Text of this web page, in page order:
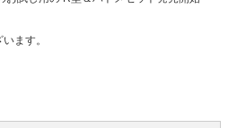
ます。